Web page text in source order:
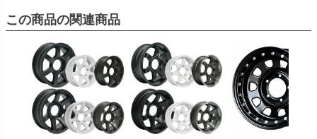
この商品の関連商品